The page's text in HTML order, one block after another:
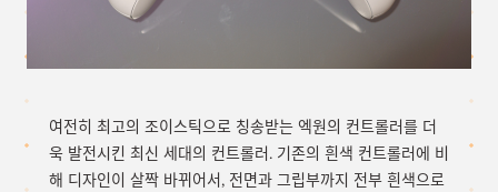
여전히 최고의 조이스틱으로 칭송받는 엑원의 컨트롤러를 더
욱 발전시킨 최신 세대의 컨트롤러. 기존의 흰색 컨트롤러에 비
해 디자인이 살짝 바뀌어서, 전면과 그립부까지 전부 흰색으로